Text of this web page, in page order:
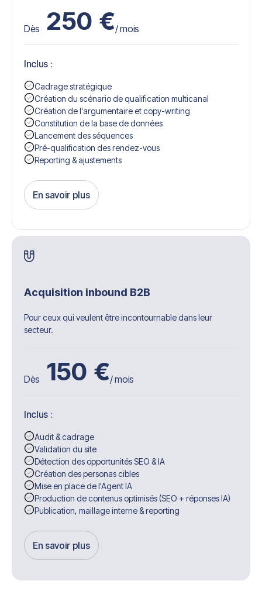
Dès 250 €/ mois
Inclus :
Cadrage stratégique
Création du scénario de qualification multicanal
Création de l'argumentaire et copy-writing
Constitution de la base de données
Lancement des séquences
Pré-qualification des rendez-vous
Reporting & ajustements
En savoir plus
Get Started
Acquisition inbound B2B
Pour ceux qui veulent être incontournable dans leur
secteur.
Dès 150 €/ mois
Inclus :
Audit & cadrage
Validation du site
Détection des opportunités SEO & IA
Création des personas cibles
Mise en place de l'Agent IA
Production de contenus optimisés (SEO + réponses IA)
Publication, maillage interne & reporting
En savoir plus
Get Started